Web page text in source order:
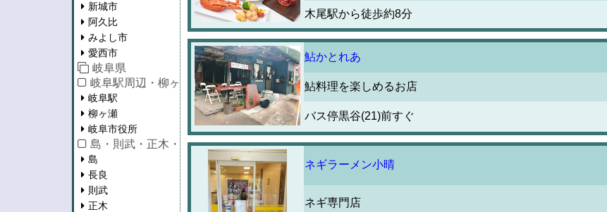
木尾駅から徒歩約8分
鮎かとれあ
鮎料理を楽しめるお店
バス停黒谷(21)前すぐ
ネギラーメン小晴
ネギ専門店
新城市
阿久比
みよし市
愛西市
岐阜県
岐阜駅周辺・柳ヶ瀬・市役所
岐阜駅
柳ヶ瀬
岐阜市役所
島・則武・正木・長良
島
長良
則武
正木